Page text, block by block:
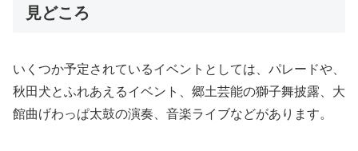
見どころ
いくつか予定されているイベントとしては、パレードや、
秋田犬とふれあえるイベント、郷土芸能の獅子舞披露、大
館曲げわっぱ太鼓の演奏、音楽ライブなどがあります。